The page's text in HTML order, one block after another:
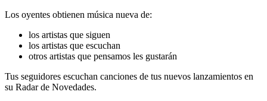
Los oyentes obtienen música nueva de:
los artistas que siguen
los artistas que escuchan
otros artistas que pensamos les gustarán
Tus seguidores escuchan canciones de tus nuevos lanzamientos en
su Radar de Novedades.